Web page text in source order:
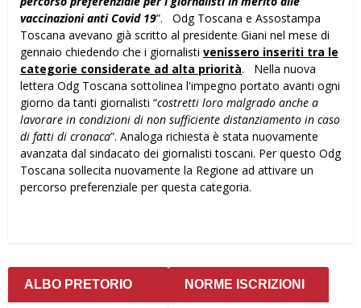
vaccinazioni anti Covid 19”. Odg Toscana e Assostampa
Toscana avevano già scritto al presidente Giani nel mese di
gennaio chiedendo che i giornalisti venissero inseriti tra le
categorie considerate ad alta priorità. Nella nuova
lettera Odg Toscana sottolinea l'impegno portato avanti ogni
giorno da tanti giornalisti “costretti loro malgrado anche a
lavorare in condizioni di non sufficiente distanziamento in caso
di fatti di cronaca”. Analoga richiesta è stata nuovamente
avanzata dal sindacato dei giornalisti toscani. Per questo Odg
Toscana sollecita nuovamente la Regione ad attivare un
percorso preferenziale per questa categoria.
ALBO PRETORIO NORME ISCRIZIONI